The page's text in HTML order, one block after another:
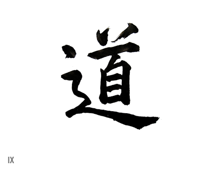
IX